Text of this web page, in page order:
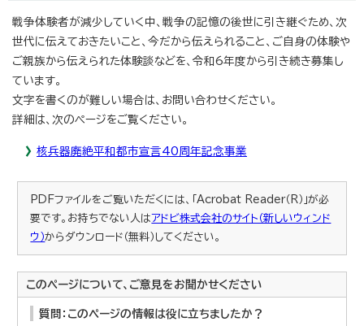
戦争体験者が減少していく中、戦争の記憶の後世に引き継ぐため、次
世代に伝えておきたいこと、今だから伝えられること、ご自身の体験や
ご親族から伝えられた体験談などを、令和6年度から引き続き募集し
ています。
文字を書くのが難しい場合は、お問い合わせください。
詳細は、次のページをご覧ください。
核兵器廃絶平和都市宣言40周年記念事業
PDFファイルをご覧いただくには、「Acrobat Reader（R）」が必
要です。お持ちでない人はアドビ株式会社のサイト（新しいウィンド
ウ）からダウンロード（無料）してください。
このページについて、ご意見をお聞かせください
質問：このページの情報は役に立ちましたか？